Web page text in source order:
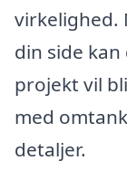
virkelighed.
din side
projekt vil
med
detaljer.